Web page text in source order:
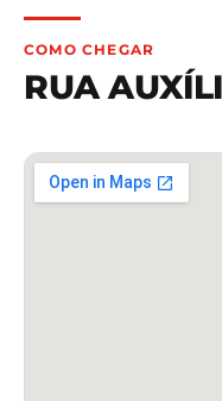
COMO CHEGAR
RUA